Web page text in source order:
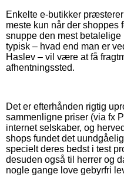
Enkelte e-butikker
meste kun når der shoppes
snuppe den mest
typisk – hvad end man er
Haslev – vil være at få
afhentningssted.
Det er efterhånden rigtig
sammenligne priser (via fx
internet selskaber, og
shops fundet det
specielt deres bedst i test
desuden også til herrer og
nogle gange love gebyrfri